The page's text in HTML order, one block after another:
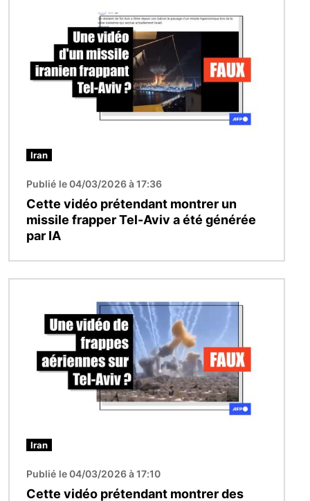
Iran
Publié le 04/03/2026 à 17:36
Cette vidéo prétendant montrer un
missile frapper Tel-Aviv a été générée
par IA
Iran
Publié le 04/03/2026 à 17:10
Cette vidéo prétendant montrer des